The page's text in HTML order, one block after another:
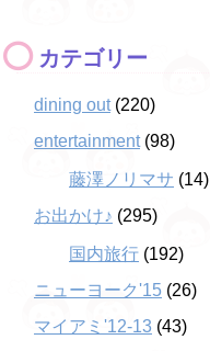
カテゴリー
dining out(220)
entertainment(98)
藤澤ノリマサ (14)
お出かけ♪ (295)
国内旅行 (192)
ニューヨーク'15 (26)
マイアミ'12-13 (43)